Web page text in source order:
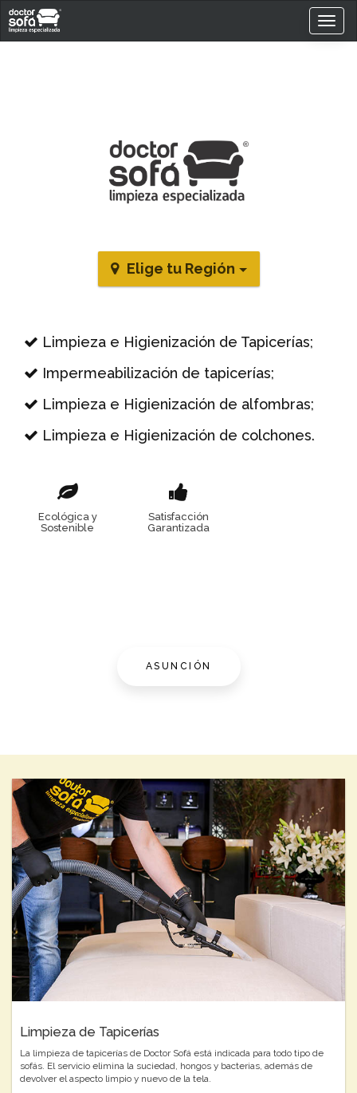
Elige tu Región
Limpieza e Higienización de Tapicerías;
Impermeabilización de tapicerías;
Limpieza e Higienización de alfombras;
Limpieza e Higienización de colchones.
Ecológica y
Sostenible
Satisfacción
Garantizada
ASUNCIÓN
Limpieza de Tapicerías
La limpieza de tapicerías de Doctor Sofá está indicada para todo tipo de
sofás. El servicio elimina la suciedad, hongos y bacterias, además de
devolver el aspecto limpio y nuevo de la tela.